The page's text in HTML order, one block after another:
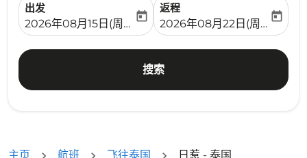
出发
fc-booking-departure-date-aria-label
2026年08月15日(周六)
today
返程
fc-booking-return-date-
2026年08月22日(周六)
today
搜索
主页 航班 飞往泰国 日惹 - 泰国